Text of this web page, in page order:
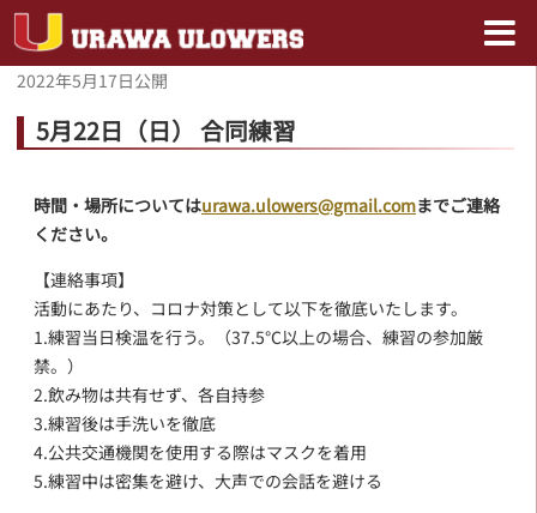
2022年5月17日公開
5月22日（日） 合同練習
時間・場所についてはurawa.ulowers@gmail.comまでご連絡
ください。
【連絡事項】
活動にあたり、コロナ対策として以下を徹底いたします。
1.練習当日検温を行う。（37.5℃以上の場合、練習の参加厳
禁。）
2.飲み物は共有せず、各自持参
3.練習後は手洗いを徹底
4.公共交通機関を使用する際はマスクを着用
5.練習中は密集を避け、大声での会話を避ける